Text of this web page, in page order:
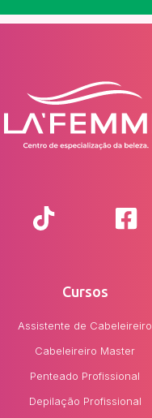
Cursos
Assistente de Cabeleireiro
Cabeleireiro Master
Penteado Profissional
Depilação Profissional